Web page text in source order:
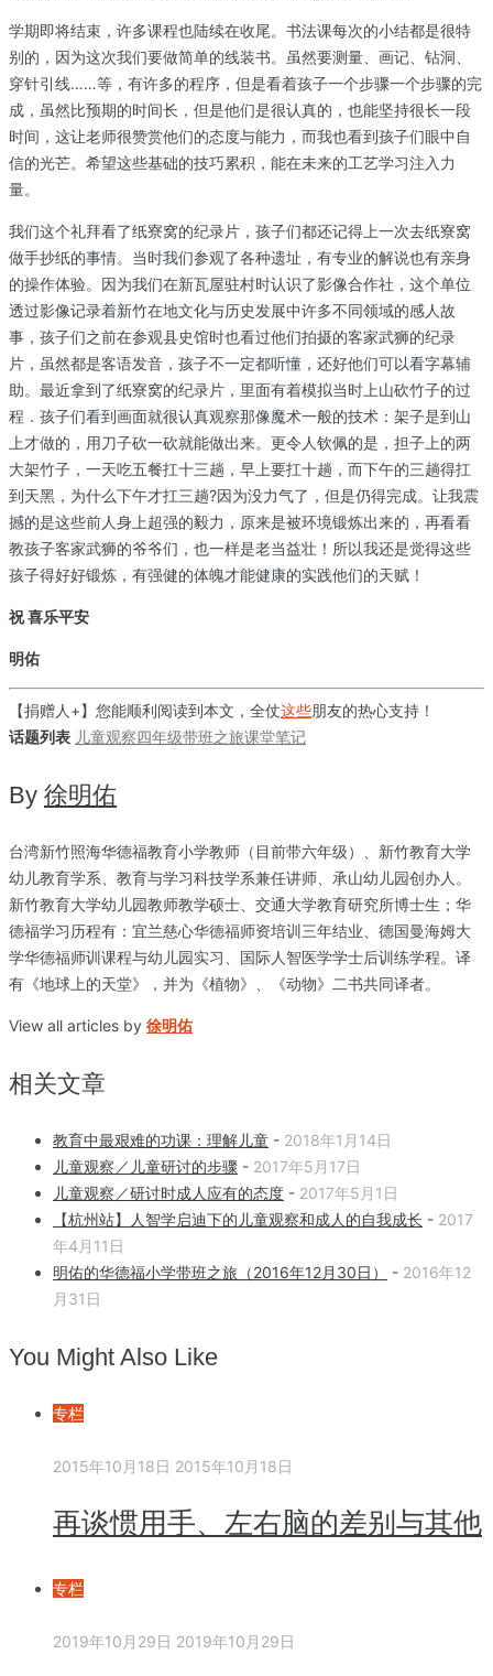
学期即将结束，许多课程也陆续在收尾。书法课每次的小结都是很特
别的，因为这次我们要做简单的线装书。虽然要测量、画记、钻洞、
穿针引线……等，有许多的程序，但是看着孩子一个步骤一个步骤的完
成，虽然比预期的时间长，但是他们是很认真的，也能坚持很长一段
时间，这让老师很赞赏他们的态度与能力，而我也看到孩子们眼中自
信的光芒。希望这些基础的技巧累积，能在未来的工艺学习注入力
量。
我们这个礼拜看了纸寮窝的纪录片，孩子们都还记得上一次去纸寮窝
做手抄纸的事情。当时我们参观了各种遗址，有专业的解说也有亲身
的操作体验。因为我们在新瓦屋驻村时认识了影像合作社，这个单位
透过影像记录着新竹在地文化与历史发展中许多不同领域的感人故
事，孩子们之前在参观县史馆时也看过他们拍摄的客家武狮的纪录
片，虽然都是客语发音，孩子不一定都听懂，还好他们可以看字幕辅
助。最近拿到了纸寮窝的纪录片，里面有着模拟当时上山砍竹子的过
程．孩子们看到画面就很认真观察那像魔术一般的技术：架子是到山
上才做的，用刀子砍一砍就能做出来。更令人钦佩的是，担子上的两
大架竹子，一天吃五餐扛十三趟，早上要扛十趟，而下午的三趟得扛
到天黑，为什么下午才扛三趟?因为没力气了，但是仍得完成。让我震
撼的是这些前人身上超强的毅力，原来是被环境锻炼出来的，再看看
教孩子客家武狮的爷爷们，也一样是老当益壮！所以我还是觉得这些
孩子得好好锻炼，有强健的体魄才能健康的实践他们的天赋！
祝 喜乐平安
明佑
【捐赠人+】您能顺利阅读到本文，全仗这些朋友的热心支持！
话题列表 儿童观察四年级带班之旅课堂笔记
By 徐明佑
台湾新竹照海华德福教育小学教师（目前带六年级）、新竹教育大学
幼儿教育学系、教育与学习科技学系兼任讲师、承山幼儿园创办人。
新竹教育大学幼儿园教师教学硕士、交通大学教育研究所博士生；华
德福学习历程有：宜兰慈心华德福师资培训三年结业、德国曼海姆大
学华德福师训课程与幼儿园实习、国际人智医学学士后训练学程。译
有《地球上的天堂》，并为《植物》、《动物》二书共同译者。
View all articles by 徐明佑
相关文章
教育中最艰难的功课：理解儿童 - 2018年1月14日
儿童观察／儿童研讨的步骤 - 2017年5月17日
儿童观察／研讨时成人应有的态度 - 2017年5月1日
【杭州站】人智学启迪下的儿童观察和成人的自我成长 - 2017
年4月11日
明佑的华德福小学带班之旅（2016年12月30日）
- 2016年12
月31日
You Might Also Like
专栏
2015年10月18日 2015年10月18日
再谈惯用手、左右脑的差别与其他
专栏
2019年10月29日 2019年10月29日